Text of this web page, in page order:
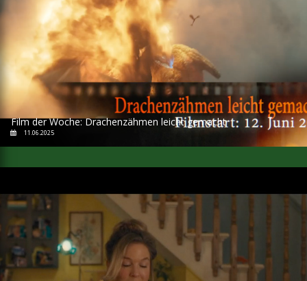
Film der Woche: Drachenzähmen leicht gemacht
11.06.2025